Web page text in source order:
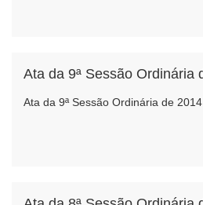
Ata da 9ª Sessão Ordinária de 2014